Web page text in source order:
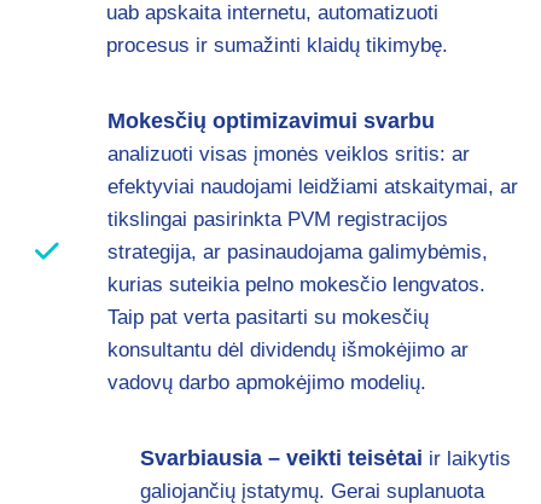
uab apskaita internetu, automatizuoti
procesus ir sumažinti klaidų tikimybę.
Mokesčių optimizavimui svarbu
analizuoti visas įmonės veiklos sritis: ar
efektyviai naudojami leidžiami atskaitymai, ar
tikslingai pasirinkta PVM registracijos
strategija, ar pasinaudojama galimybėmis,
kurias suteikia pelno mokesčio lengvatos.
Taip pat verta pasitarti su mokesčių
konsultantu dėl dividendų išmokėjimo ar
vadovų darbo apmokėjimo modelių.
Svarbiausia – veikti teisėtai ir laikytis
galiojančių įstatymų. Gerai suplanuota